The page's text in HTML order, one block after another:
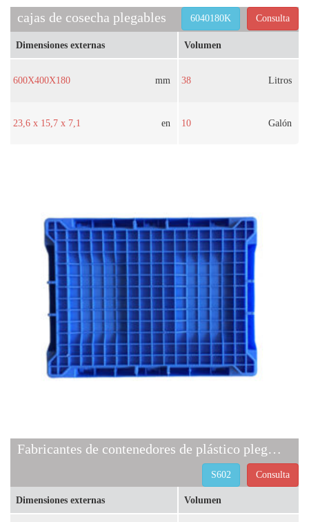
cajas de cosecha plegables Consulta
6040180K
Dimensiones externas
600X400X180 mm
23,6 x 15,7 x 7,1 en
Volumen
38 Litros
10 Galón
Fabricantes de contenedores de plástico plegables S602
Consulta
S602
Dimensiones externas Volumen